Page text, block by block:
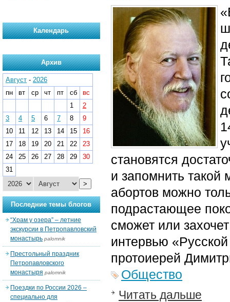
становятся
и запомнить такой
абортов можно
подрастающее
сможет или
интервью
протоиерей
Общество
Читать дальше
Календарь
Архив
Август - 2026
пн
вт ср чт пт сб
вс
1
2
3
4 5 6 7 8
9
10
11 12 13 14 15
16
17
18 19 20 21 22
23
24
25 26 27 28 29
30
31
>
Последние темы блогов
“Храм у озера” – летние
экскурсии в Петропавловский
монастырь palomnik
Престольный праздник
Петропавловского
монастыря palomnik
Поездки по России 2026 –
специально для